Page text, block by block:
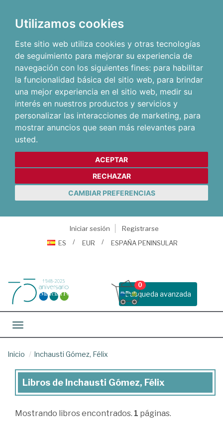
Utilizamos cookies
Este sitio web utiliza cookies y otras tecnologías
de seguimiento para mejorar su experiencia de
navegación con los siguientes fines: para habilitar
la funcionalidad básica del sitio web, para brindar
una mejor experiencia en el sitio web, medir su
interés en nuestros productos y servicios y
personalizar las interacciones de marketing, para
mostrar anuncios que sean más relevantes para
usted.
ACEPTAR
RECHAZAR
CAMBIAR PREFERENCIAS
Iniciar sesión
Registrarse
ES
EUR ESPAÑA PENINSULAR
Busqueda avanzada
0
Toggle navigation
Inicio Inchausti Gómez, Félix
Libros
Inchausti
Libros de Inchausti Gómez, Félix
Mostrando libros encontrados. 1 páginas.